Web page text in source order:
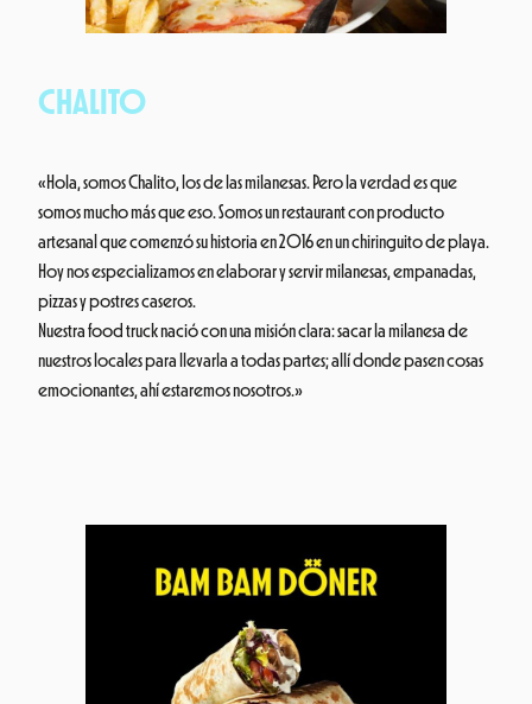
CHALITO
«Hola, somos Chalito, los de las milanesas. Pero la verdad es que
somos mucho más que eso. Somos un restaurant con producto
artesanal que comenzó su historia en 2016 en un chiringuito de playa.
Hoy nos especializamos en elaborar y servir milanesas, empanadas,
pizzas y postres caseros.
Nuestra food truck nació con una misión clara: sacar la milanesa de
nuestros locales para llevarla a todas partes; allí donde pasen cosas
emocionantes, ahí estaremos nosotros.»